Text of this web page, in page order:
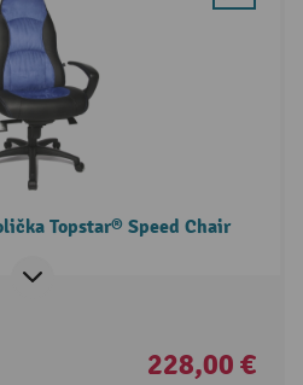
Topstar® Speed Chair
228,00 €